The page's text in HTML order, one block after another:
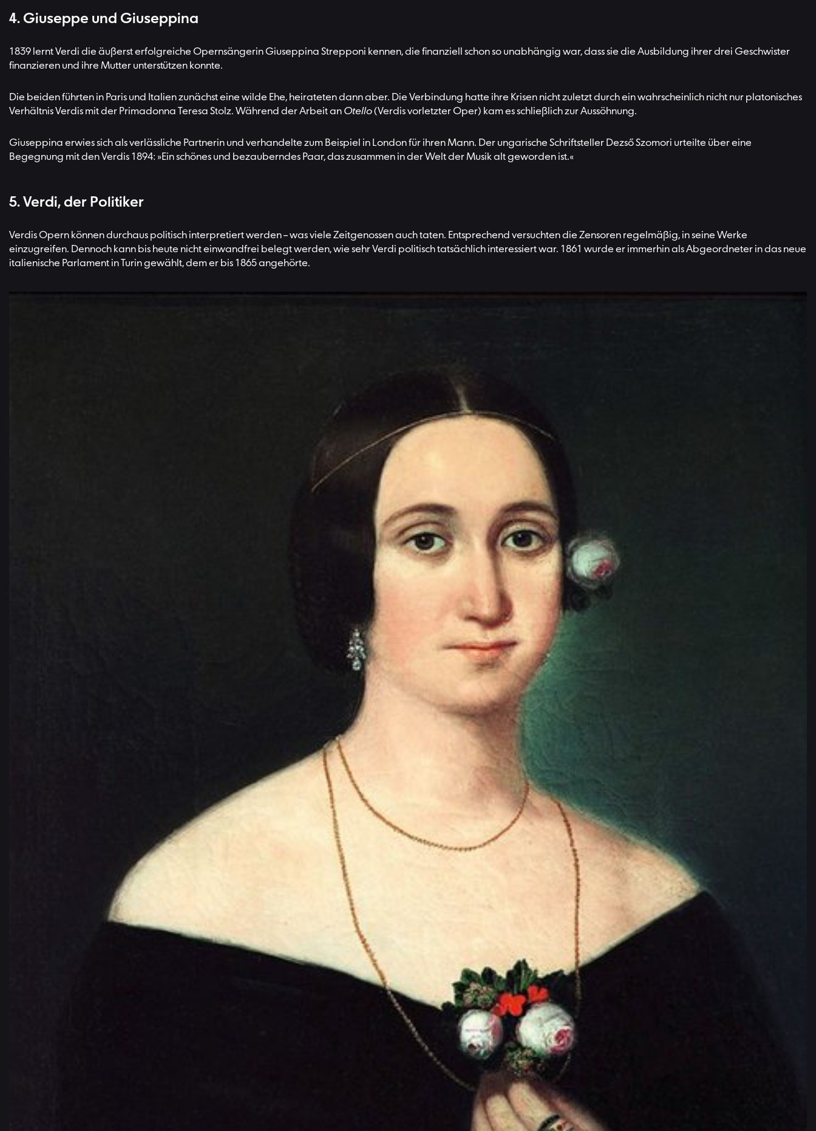
4. Giuseppe und Giuseppina
1839 lernt Verdi die äußerst erfolgreiche Opernsängerin Giuseppina Strepponi kennen, die finanziell schon so unabhängig war, dass sie die Ausbildung ihrer drei Geschwister
finanzieren und ihre Mutter unterstützen konnte.
Die beiden führten in Paris und Italien zunächst eine wilde Ehe, heirateten dann aber. Die Verbindung hatte ihre Krisen nicht zuletzt durch ein wahrscheinlich nicht nur platonisches
Verhältnis Verdis mit der Primadonna Teresa Stolz. Während der Arbeit an Otello(Verdis vorletzter Oper) kam es schließlich zur Aussöhnung.
Giuseppina erwies sich als verlässliche Partnerin und verhandelte zum Beispiel in London für ihren Mann. Der ungarische Schriftsteller Dezső Szomori urteilte über eine
Begegnung mit den Verdis 1894: »Ein schönes und bezauberndes Paar, das zusammen in der Welt der Musik alt geworden ist.«
5. Verdi, der Politiker
Verdis Opern können durchaus politisch interpretiert werden – was viele Zeitgenossen auch taten. Entsprechend versuchten die Zensoren regelmäßig, in seine Werke
einzugreifen. Dennoch kann bis heute nicht einwandfrei belegt werden, wie sehr Verdi politisch tatsächlich interessiert war. 1861 wurde er immerhin als Abgeordneter in das neue
italienische Parlament in Turin gewählt, dem er bis 1865 angehörte.